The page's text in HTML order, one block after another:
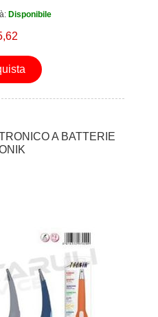
Disponibile
A BATTERIE